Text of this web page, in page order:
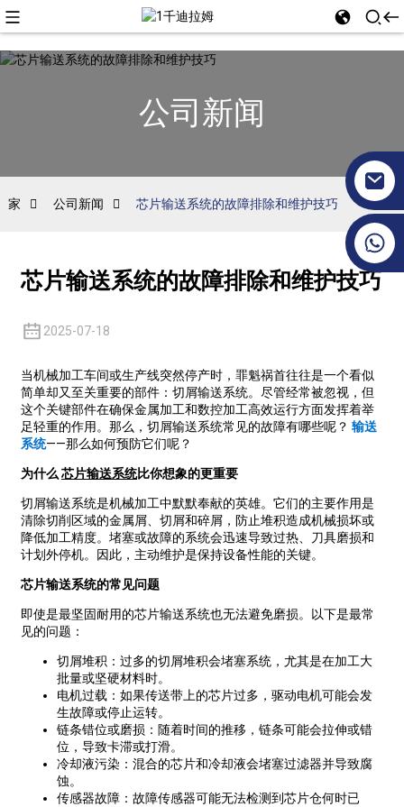
公司新闻
家 公司新闻 芯片输送系统的故障排除和维护技巧
芯片输送系统的故障排除和维护技巧
2025-07-18
当机械加工车间或生产线突然停产时，罪魁祸首往往是一个看似
简单却又至关重要的部件：切屑输送系统。尽管经常被忽视，但
这个关键部件在确保金属加工和数控加工高效运行方面发挥着举
足轻重的作用。那么，切屑输送系统常见的故障有哪些呢？ 输送
系统——那么如何预防它们呢？
为什么芯片输送系统比你想象的更重要
切屑输送系统是机械加工中默默奉献的英雄。它们的主要作用是
清除切削区域的金属屑、切屑和碎屑，防止堆积造成机械损坏或
降低加工精度。堵塞或故障的系统会迅速导致过热、刀具磨损和
计划外停机。因此，主动维护是保持设备性能的关键。
芯片输送系统的常见问题
即使是最坚固耐用的芯片输送系统也无法避免磨损。以下是最常
见的问题：
切屑堆积：过多的切屑堆积会堵塞系统，尤其是在加工大
批量或坚硬材料时。
电机过载：如果传送带上的芯片过多，驱动电机可能会发
生故障或停止运转。
链条错位或磨损：随着时间的推移，链条可能会拉伸或错
位，导致卡滞或打滑。
冷却液污染：混合的芯片和冷却液会堵塞过滤器并导致腐
蚀。
传感器故障：故障传感器可能无法检测到芯片仓何时已